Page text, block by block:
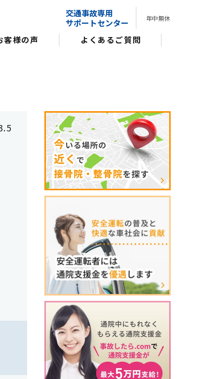
交通事故専用
サポートセンター
年中無休
客様の声 よくあるご質問